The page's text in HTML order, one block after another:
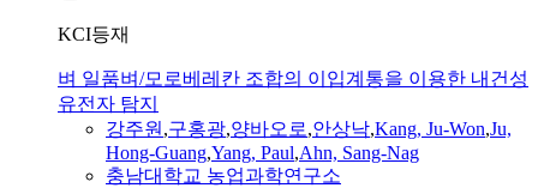
KCI등재
벼 일품벼/모로베레칸 조합의 이입계통을 이용한 내건성
유전자 탐지
강주원,구홍광,양바오로,안상낙,Kang, Ju-Won,Ju,
Hong-Guang,Yang, Paul,Ahn, Sang-Nag
충남대학교 농업과학연구소